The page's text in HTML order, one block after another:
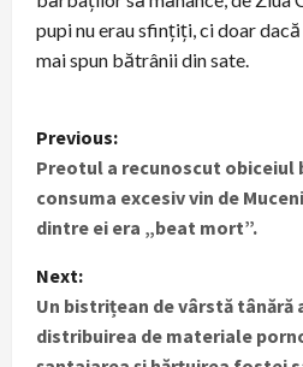
pupi nu erau sfințiți, ci doar
mai spun bătrânii din sate.
P
o
s
t
n
Previous:
Preotul a recunoscut obiceiul
consuma excesiv vin de
dintre ei era „beat mort”.
Next:
Un bistrițean de vârstă
distribuirea de materiale